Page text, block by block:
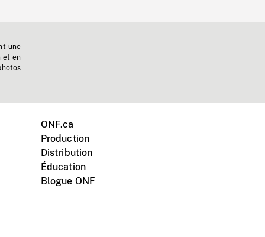
une
et en
ONF.ca
Production
Distribution
Éducation
Blogue ONF